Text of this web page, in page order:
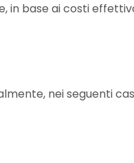
in base ai costi
nei seguenti